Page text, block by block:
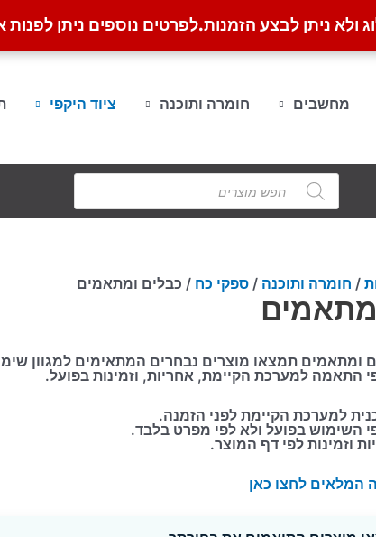
ניתן לבצע הזמנות.לפרטים נוספים ניתן לפנות
מחשבים
חומרה ותוכנה ציוד היקפי
Products
search
/ חומרה ותוכנה / ספקי כח / כבלים ומתאמים
ומתאמים תמצאו מוצרים נבחרים המתאימים למגוון
התאמה למערכת הקיימת, אחריות, וזמינות בפועל.
למערכת הקיימת לפני הזמנה.
השימוש בפועל ולא לפי מפרט בלבד.
וזמינות לפי דף המוצר.
המלאים לחצו כאן